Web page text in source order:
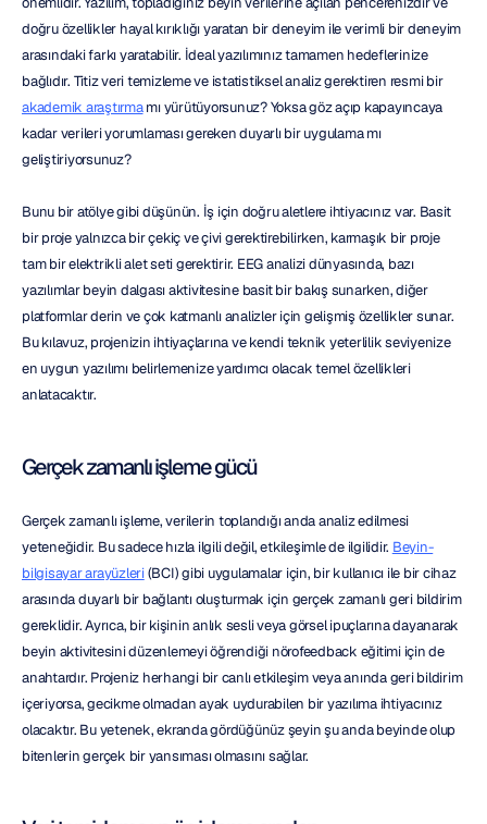
doğru özellikler hayal kırıklığı yaratan bir deneyim ile verimli bir deneyim
arasındaki farkı yaratabilir. İdeal yazılımınız tamamen hedeflerinize
bağlıdır. Titiz veri temizleme ve istatistiksel analiz gerektiren resmi bir
akademik araştırma mı yürütüyorsunuz? Yoksa göz açıp kapayıncaya
kadar verileri yorumlaması gereken duyarlı bir uygulama mı
geliştiriyorsunuz?
Bunu bir atölye gibi düşünün. İş için doğru aletlere ihtiyacınız var. Basit
bir proje yalnızca bir çekiç ve çivi gerektirebilirken, karmaşık bir proje
tam bir elektrikli alet seti gerektirir. EEG analizi dünyasında, bazı
yazılımlar beyin dalgası aktivitesine basit bir bakış sunarken, diğer
platformlar derin ve çok katmanlı analizler için gelişmiş özellikler sunar.
Bu kılavuz, projenizin ihtiyaçlarına ve kendi teknik yeterlilik seviyenize
en uygun yazılımı belirlemenize yardımcı olacak temel özellikleri
anlatacaktır.
Gerçek zamanlı işleme gücü
Gerçek zamanlı işleme, verilerin toplandığı anda analiz edilmesi
yeteneğidir. Bu sadece hızla ilgili değil, etkileşimle de ilgilidir. Beyin-
bilgisayar arayüzleri (BCI) gibi uygulamalar için, bir kullanıcı ile bir cihaz
arasında duyarlı bir bağlantı oluşturmak için gerçek zamanlı geri bildirim
gereklidir. Ayrıca, bir kişinin anlık sesli veya görsel ipuçlarına dayanarak
beyin aktivitesini düzenlemeyi öğrendiği nörofeedback eğitimi için de
anahtardır. Projeniz herhangi bir canlı etkileşim veya anında geri bildirim
içeriyorsa, gecikme olmadan ayak uydurabilen bir yazılıma ihtiyacınız
olacaktır. Bu yetenek, ekranda gördüğünüz şeyin şu anda beyinde olup
bitenlerin gerçek bir yansıması olmasını sağlar.